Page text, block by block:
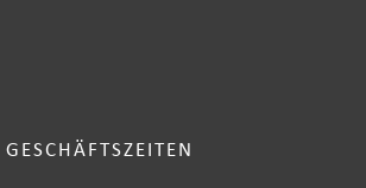
GESCHÄFTSZEITEN